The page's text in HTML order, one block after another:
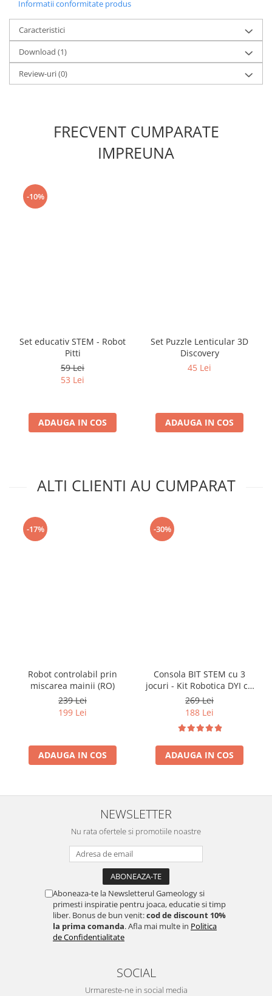
Informatii conformitate produs
Caracteristici
Download (1)
Review-uri(0)
FRECVENT CUMPARATE
IMPREUNA
-10%
Set educativ STEM - Robot
Pitti
59 Lei
53 Lei
ADAUGA IN COS
Set Puzzle Lenticular 3D
Discovery
45 Lei
ADAUGA IN COS
ALTI CLIENTI AU CUMPARAT
-17%
Robot controlabil prin
miscarea mainii (RO)
239 Lei
199 Lei
ADAUGA IN COS
-30%
Consola BIT STEM cu 3
jocuri - Kit Robotica DYI cu
codare
269 Lei
188 Lei
ADAUGA IN COS
NEWSLETTER
Nu rata ofertele si promotiile noastre
Aboneaza-te la Newsletterul Gameology si
primesti inspiratie pentru joaca, educatie si timp
liber. Bonus de bun venit:cod de discount 10%
la prima comanda. Afla mai multe in Politica
de Confidentialitate
SOCIAL
Urmareste-ne in social media